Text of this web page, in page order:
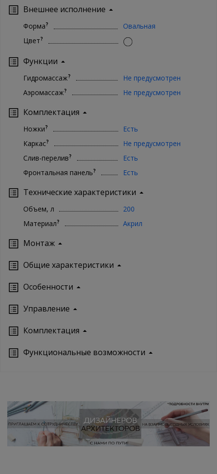
хлопоты!Внешнее исполнение
Форма?
Овальная
Цвет?
Функции
Гидромассаж?
Не предусмотрен
Аэромассаж? Не предусмотрен
Комплектация
Ножки?
Есть
Каркас?
Не предусмотрен
Слив-перелив?
Есть
Фронтальная панель? Есть
Технические характеристики
Объем, л
200
Материал? Акрил
Монтаж
Oбщие характеристики
Особенности
Управление
Кoмплектация
Функциональные возможности